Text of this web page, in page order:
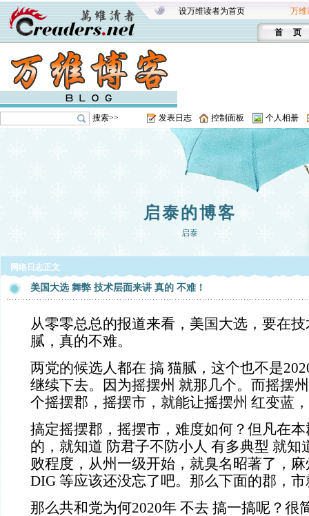
设万维读者为首页 万维
首 页
搜索>> 发表日志 控制面板 个人相册
启泰的博客
启泰
网络日志正文
美国大选 舞弊 技术层面来讲 真的 不难！
从零零总总的报道来看，美国大选，要在
腻，真的不难。
两党的候选人都在 搞 猫腻，这个也不是
继续下去。因为摇摆州 就那几个。而摇摆
个摇摆郡，摇摆市，就能让摇摆州 红变蓝
搞定摇摆郡，摇摆市，难度如何？但凡在
的，就知道 防君子不防小人 有多典型 就知
败程度，从州一级开始，就臭名昭著了，
DIG 等应该还没忘了吧。那么下面的郡，
那么共和党为何2020年 不去 搞一搞呢？很